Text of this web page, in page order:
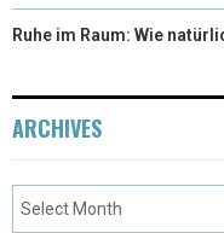
Ruhe im Raum: Wie
ARCHIVES